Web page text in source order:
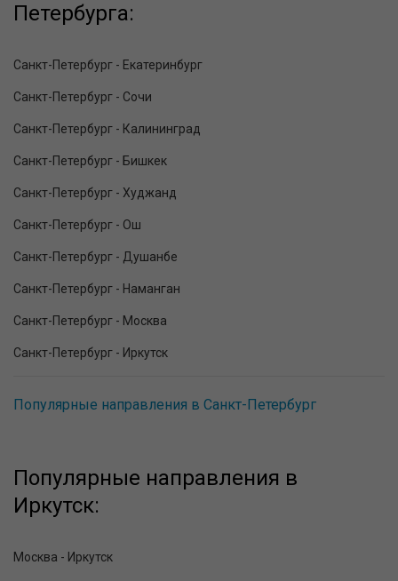
Петербурга:
Санкт-Петербург - Екатеринбург
Санкт-Петербург - Сочи
Санкт-Петербург - Калининград
Санкт-Петербург - Бишкек
Санкт-Петербург - Худжанд
Санкт-Петербург - Ош
Санкт-Петербург - Душанбе
Санкт-Петербург - Наманган
Санкт-Петербург - Москва
Санкт-Петербург - Иркутск
Популярные направления в Санкт-Петербург
Популярные направления в
Иркутск:
Москва - Иркутск